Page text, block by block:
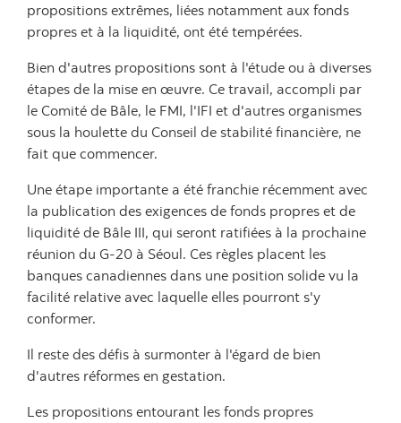
propositions extrêmes, liées notamment aux fonds
propres et à la liquidité, ont été tempérées.
Bien d'autres propositions sont à l'étude ou à diverses
étapes de la mise en œuvre. Ce travail, accompli par
le Comité de Bâle, le FMI, l'IFI et d'autres organismes
sous la houlette du Conseil de stabilité financière, ne
fait que commencer.
Une étape importante a été franchie récemment avec
la publication des exigences de fonds propres et de
liquidité de Bâle III, qui seront ratifiées à la prochaine
réunion du G-20 à Séoul. Ces règles placent les
banques canadiennes dans une position solide vu la
facilité relative avec laquelle elles pourront s'y
conformer.
Il reste des défis à surmonter à l'égard de bien
d'autres réformes en gestation.
Les propositions entourant les fonds propres